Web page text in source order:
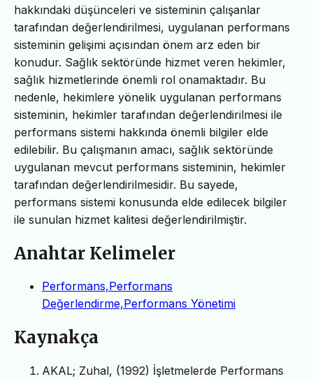
hakkındaki düşünceleri ve sisteminin çalışanlar
tarafından değerlendirilmesi, uygulanan performans
sisteminin gelişimi açısından önem arz eden bir
konudur. Sağlık sektöründe hizmet veren hekimler,
sağlık hizmetlerinde önemli rol onamaktadır. Bu
nedenle, hekimlere yönelik uygulanan performans
sisteminin, hekimler tarafından değerlendirilmesi ile
performans sistemi hakkında önemli bilgiler elde
edilebilir. Bu çalışmanın amacı, sağlık sektöründe
uygulanan mevcut performans sisteminin, hekimler
tarafından değerlendirilmesidir. Bu sayede,
performans sistemi konusunda elde edilecek bilgiler
ile sunulan hizmet kalitesi değerlendirilmiştir.
Anahtar Kelimeler
Performans,Performans
Değerlendirme,Performans Yönetimi
Kaynakça
AKAL; Zuhal, (1992) İşletmelerde Performans